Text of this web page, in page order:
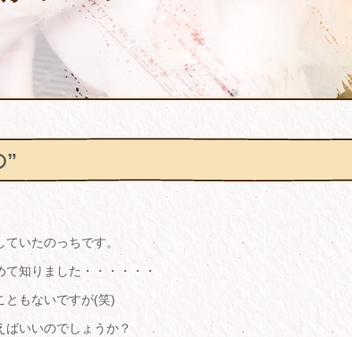
”
いたのっちです。
知りました・・・・・・
ともないですが(笑)
ばいいのでしょうか？